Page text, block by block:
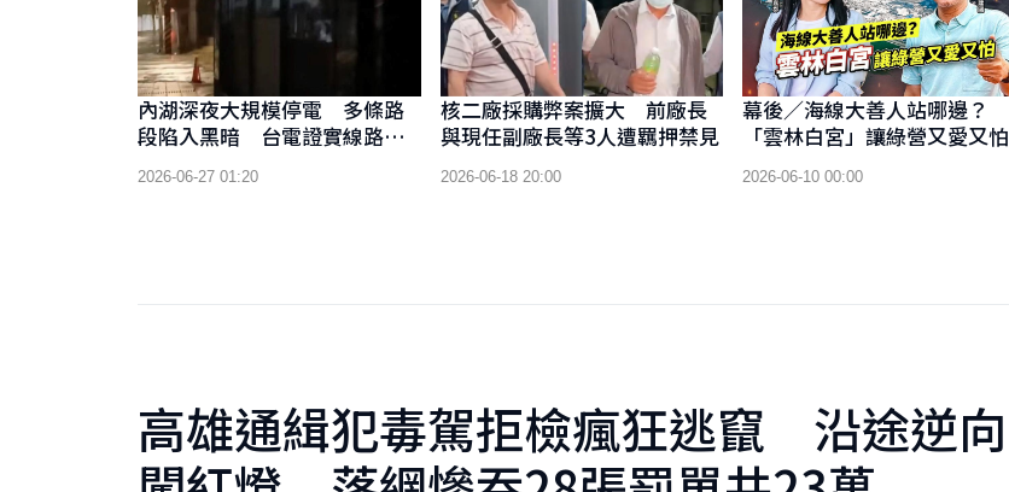
內湖深夜大規模停電 多條路
段陷入黑暗 台電證實線路故
2026-06-27 01:20
核二廠採購弊案擴大 前廠長
與現任副廠長等3人遭羈押禁見
2026-06-18 20:00
幕後／海線大善人站哪邊？
「雲林白宮」讓綠營又愛又怕
2026-06-10 00:00
高雄通緝犯毒駕拒檢瘋狂逃竄 沿途逆向